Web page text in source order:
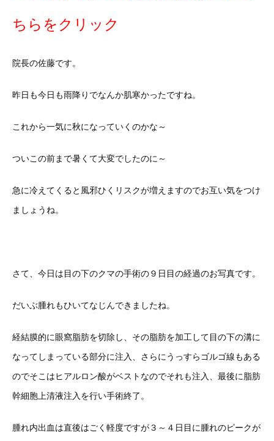
ちらをクリック
院長の佐藤です。
昨日も今日も雨降りでなんか肌寒かったですね。
これから一気に秋になっていくのかな～
ついこの前まで暑くて大変でしたのに～
急に冷えてくると風邪ひくリスクが増えますのでお互い気をつけ
ましょうね。
さて、今日は目の下のクマの手術の９日目の経過のお写真です。
だいぶ腫れもひいてなじんできましたね。
経結膜的に眼窩脂肪を切除し、その脂肪を加工して目の下の溝に
なってしまっている部分に注入、さらにうっすらゴルゴ線もある
のでそこはヒアルロン酸がベストなのでそれも注入、最後に脂肪
幹細胞上清液注入を行い手術終了。
腫れ内出血は直後はごく軽度ですが３～４日目に腫れのピークが